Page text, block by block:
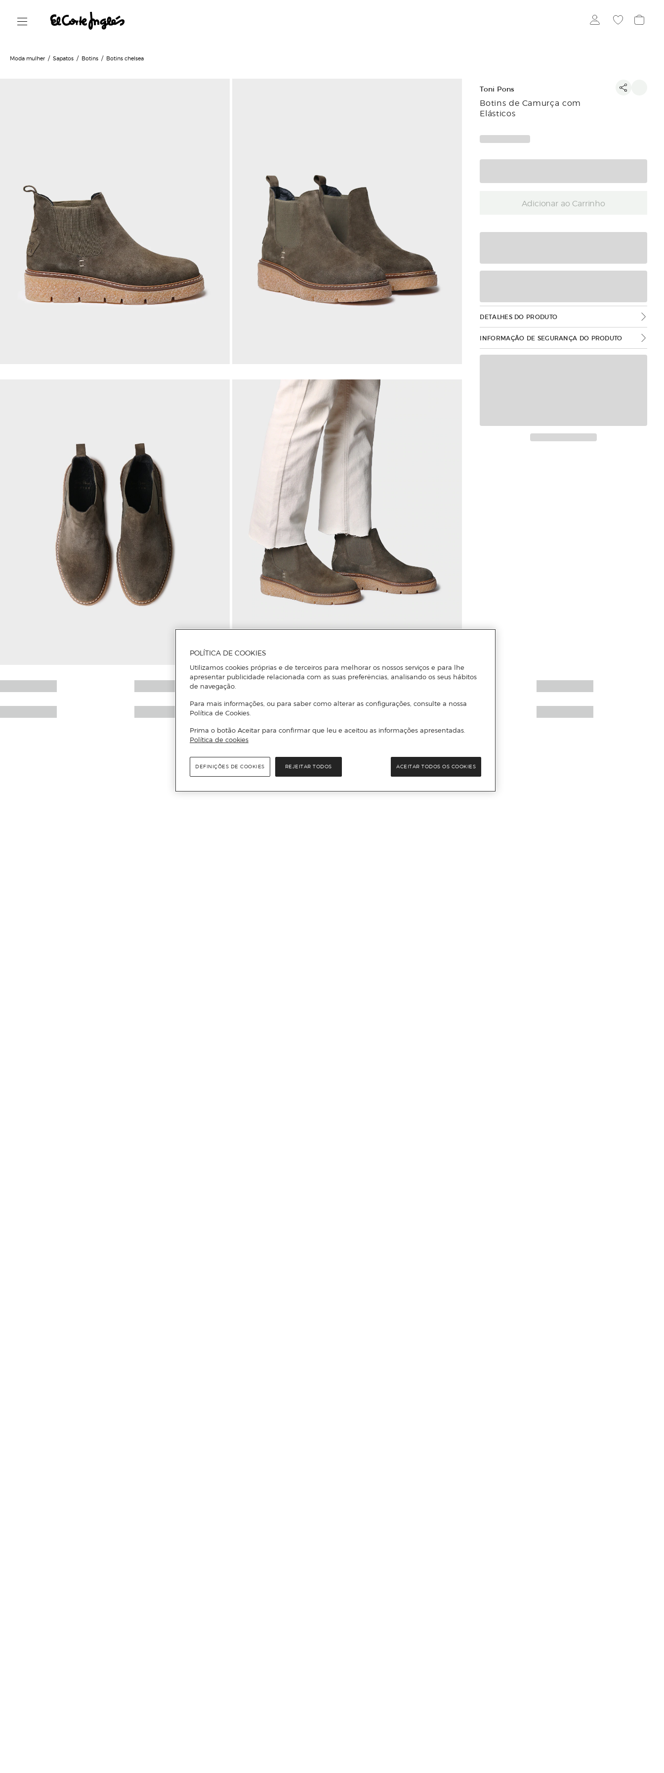
Moda mulher Sapatos Botins Botins chelsea
Toni Pons
Botins de Camurça com
Elásticos
Adicionar ao Carrinho
DETALHES DO PRODUTO
INFORMAÇÃO DE SEGURANÇA DO PRODUTO
POLÍTICA DE COOKIES
Utilizamos cookies próprias e de terceiros para melhorar os nossos serviços e para lhe
apresentar publicidade relacionada com as suas preferências, analisando os seus hábitos
de navegação.
Para mais informações, ou para saber como alterar as configurações, consulte a nossa
Política de Cookies.
Prima o botão Aceitar para confirmar que leu e aceitou as informações apresentadas.
Política de cookies
REJEITAR TODOS ACEITAR TODOS OS COOKIES
DEFINIÇÕES DE COOKIES